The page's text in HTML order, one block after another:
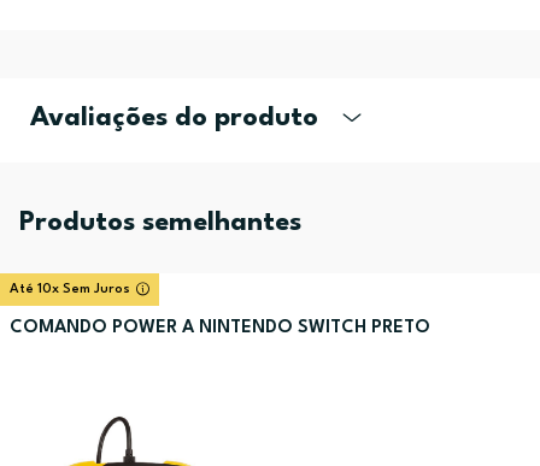
Avaliações do produto
Produtos semelhantes
Até 10x Sem Juros
COMANDO POWER A NINTENDO SWITCH PRETO